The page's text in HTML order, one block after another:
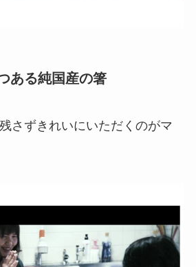
ある純国産の箸
さずきれいにいただくのがマ